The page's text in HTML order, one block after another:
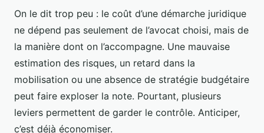
On le dit trop peu : le coût d’une démarche juridique
ne dépend pas seulement de l’avocat choisi, mais de
la manière dont on l’accompagne. Une mauvaise
estimation des risques, un retard dans la
mobilisation ou une absence de stratégie budgétaire
peut faire exploser la note. Pourtant, plusieurs
leviers permettent de garder le contrôle. Anticiper,
c’est déjà économiser.